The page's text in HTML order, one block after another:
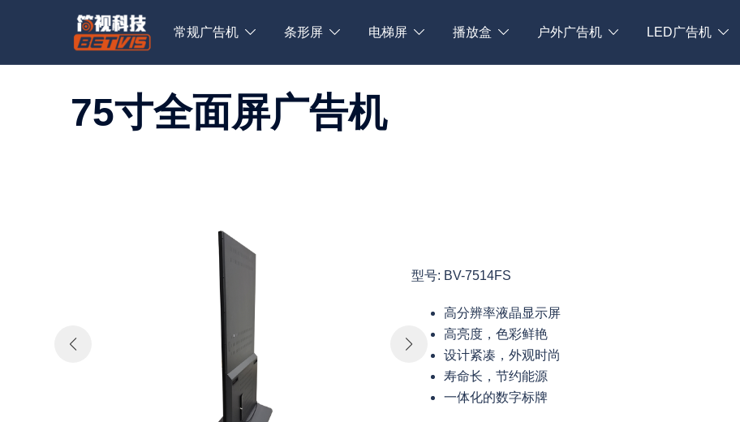
常规广告机 条形屏 电梯屏 播放盒 户外广告机 LED广告机
75寸全面屏广告机
型号: BV-7514FS
高分辨率液晶显示屏
高亮度，色彩鲜艳
设计紧凑，外观时尚
寿命长，节约能源
一体化的数字标牌